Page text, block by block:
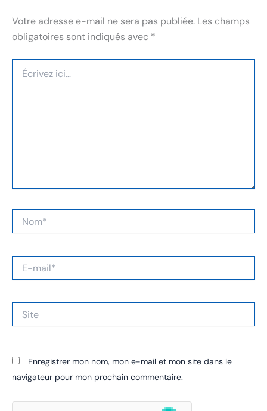
Votre adresse e-mail ne sera pas publiée. Les champs
obligatoires sont indiqués avec *
ici…
mail*
Enregistrer mon nom, mon e-mail et mon site dans le
navigateur pour mon prochain commentaire.